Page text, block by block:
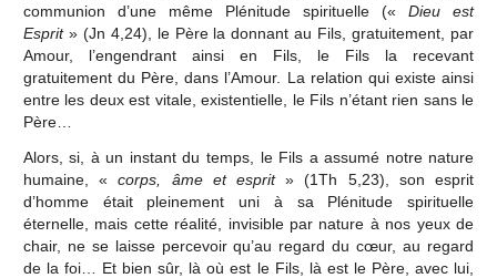
communion d’une même Plénitude spirituelle («Dieu est
Esprit » (Jn 4,24), le Père la donnant au Fils, gratuitement, par
Amour, l’engendrant ainsi en Fils, le Fils la recevant
gratuitement du Père, dans l’Amour. La relation qui existe ainsi
entre les deux est vitale, existentielle, le Fils n’étant rien sans le
Père…
Alors, si, à un instant du temps, le Fils a assumé notre nature
humaine, «corps, âme et esprit» (1Th 5,23), son esprit
d’homme était pleinement uni à sa Plénitude spirituelle
éternelle, mais cette réalité, invisible par nature à nos yeux de
chair, ne se laisse percevoir qu’au regard du cœur, au regard
de la foi… Et bien sûr, là où est le Fils, là est le Père, avec lui,